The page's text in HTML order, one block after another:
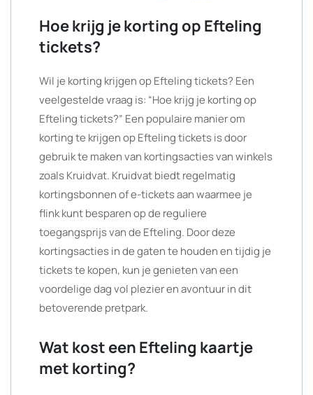
Hoe krijg je korting op Efteling
tickets?
Wil je korting krijgen op Efteling tickets? Een
veelgestelde vraag is: “Hoe krijg je korting op
Efteling tickets?” Een populaire manier om
korting te krijgen op Efteling tickets is door
gebruik te maken van kortingsacties van winkels
zoals Kruidvat. Kruidvat biedt regelmatig
kortingsbonnen of e-tickets aan waarmee je
flink kunt besparen op de reguliere
toegangsprijs van de Efteling. Door deze
kortingsacties in de gaten te houden en tijdig je
tickets te kopen, kun je genieten van een
voordelige dag vol plezier en avontuur in dit
betoverende pretpark.
Wat kost een Efteling kaartje
met korting?